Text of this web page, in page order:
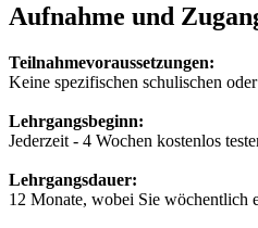
Aufnahme und
Teilnahmevoraussetzungen:
Keine spezifischen schulischen
Lehrgangsbeginn:
Jederzeit - 4 Wochen kostenlos
Lehrgangsdauer:
12 Monate, wobei Sie wöchentlich